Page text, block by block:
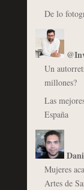
De lo
Un
millones?
Las
España
Mujeres
Artes de